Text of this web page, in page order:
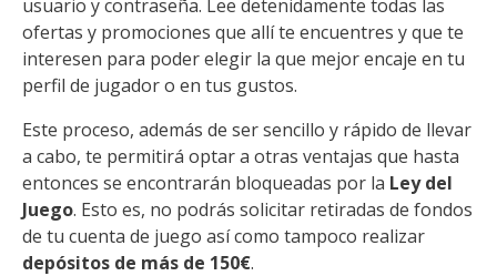
usuario y contraseña. Lee detenidamente todas las
ofertas y promociones que allí te encuentres y que te
interesen para poder elegir la que mejor encaje en tu
perfil de jugador o en tus gustos.
Este proceso, además de ser sencillo y rápido de llevar
a cabo, te permitirá optar a otras ventajas que hasta
entonces se encontrarán bloqueadas por la Ley del
Juego. Esto es, no podrás solicitar retiradas de fondos
de tu cuenta de juego así como tampoco realizar
depósitos de más de 150€.